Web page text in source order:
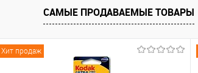
К сравнению В избранное
САМЫЕ ПРОДАВАЕМЫЕ ТОВАРЫ
Хит продаж